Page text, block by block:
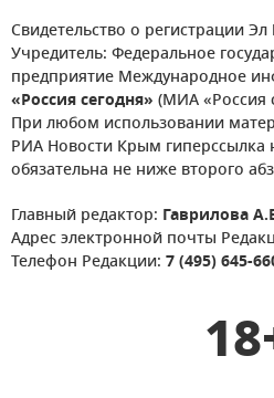
Свидетельство о регистрации
Учредитель: Федеральное
предприятие Международное
«Россия сегодня» (МИА «Россия
При любом использовании
РИА Новости Крым
обязательна не ниже второго
Главный редактор: Гаврилова
Адрес электронной почты
Телефон Редакции: 7 (495) 645-